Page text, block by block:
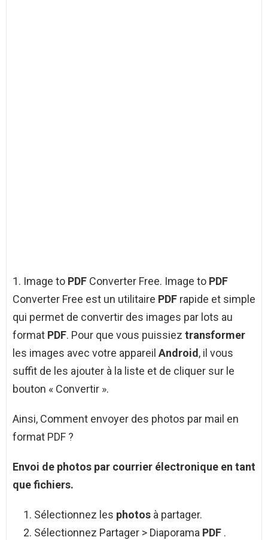
1. Image to PDF Converter Free. Image to PDF
Converter Free est un utilitaire PDF rapide et simple
qui permet de convertir des images par lots au
format PDF. Pour que vous puissiez transformer
les images avec votre appareil Android , il vous
suffit de les ajouter à la liste et de cliquer sur le
bouton « Convertir ».
Ainsi, Comment envoyer des photos par mail en
format PDF ?
Envoi de photos par courrier électronique en tant
que fichiers.
Sélectionnez les photos à partager.
Sélectionnez Partager > Diaporama PDF .